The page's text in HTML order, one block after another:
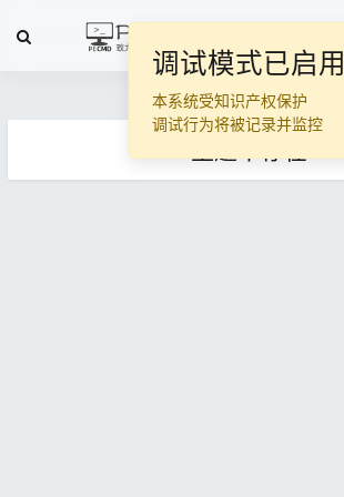
调试模式已启用
本系统受知识产权保护
调试行为将被记录并监控